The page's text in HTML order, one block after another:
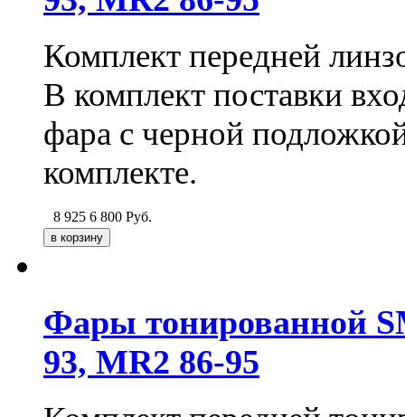
Комплект передней
В комплект поставки
фара с черной
комплекте.
8 925 6 800 Руб.
Фары тонированной
93, MR2 86-95